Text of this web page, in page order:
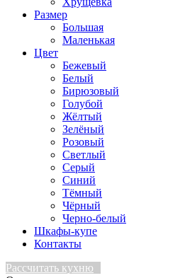
Размер
Большая
Маленькая
Цвет
Бежевый
Белый
Бирюзовый
Голубой
Жёлтый
Зелёный
Розовый
Светлый
Серый
Синий
Тёмный
Чёрный
Черно-белый
Шкафы-купе
Контакты
Рассчитать кухню